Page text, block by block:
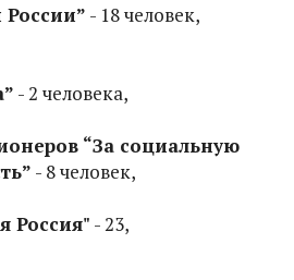
- 18 человек,
- 2 человека,
“За социальную
- 8 человек,
Россия" - 23,